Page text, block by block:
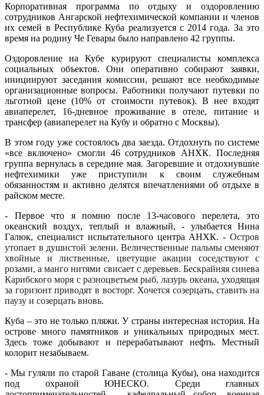
Корпоративная программа по отдыху и оздоровлению
сотрудников Ангарской нефтехимической компании и членов
их семей в Республике Куба реализуется с 2014 года. За это
время на родину Че Гевары было направлено 42 группы.
Оздоровление на Кубе курируют специалисты комплекса
социальных объектов. Они оперативно собирают заявки,
инициируют заседания комиссии, решают все необходимые
организационные вопросы. Работники получают путевки по
льготной цене (10% от стоимости путевок). В нее входят
авиаперелет, 16-дневное проживание в отеле, питание и
трансфер (авиаперелет на Кубу и обратно с Москвы).
В этом году уже состоялось два заезда. Отдохнуть по системе
«все включено» смогли 46 сотрудников АНХК. Последняя
группа вернулась в середине мая. Загоревшие и отдохнувшие
нефтехимики уже приступили к своим служебным
обязанностям и активно делятся впечатлениями об отдыхе в
райском месте.
- Первое что я помню после 13-часового перелета, это
океанский воздух, теплый и влажный, - улыбается Нина
Галюк, специалист испытательного центра АНХК. - Остров
утопает в душистой зелени. Величественные пальмы сменяют
хвойные и лиственные, цветущие акации соседствуют с
розами, а манго нитями свисает с деревьев. Бескрайняя синева
Карибского моря с разноцветьем рыб, лазурь океана, уходящая
за горизонт приводят в восторг. Хочется созерцать, ставить на
паузу и созерцать вновь.
Куба – это не только пляжи. У страны интересная история. На
острове много памятников и уникальных природных мест.
Здесь тоже добывают и перерабатывают нефть. Местный
колорит незабываем.
- Мы гуляли по старой Гаване (столица Кубы), она находится
под охраной ЮНЕСКО. Среди главных